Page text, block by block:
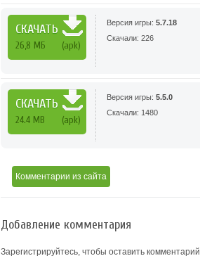
СКАЧАТЬ
26,8 МБ (apk)
Версия игры: 5.7.18
Скачали: 226
СКАЧАТЬ
24.4 MB (apk)
Версия игры: 5.5.0
Скачали: 1480
Комментарии из сайта
Добавление комментария
Зарегистрируйтесь, чтобы оставить комментарий